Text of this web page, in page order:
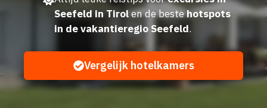
Seefeld in Tirolen de bestehotspots
in de vakantieregio Seefeld.
Vergelijk hotelkamers